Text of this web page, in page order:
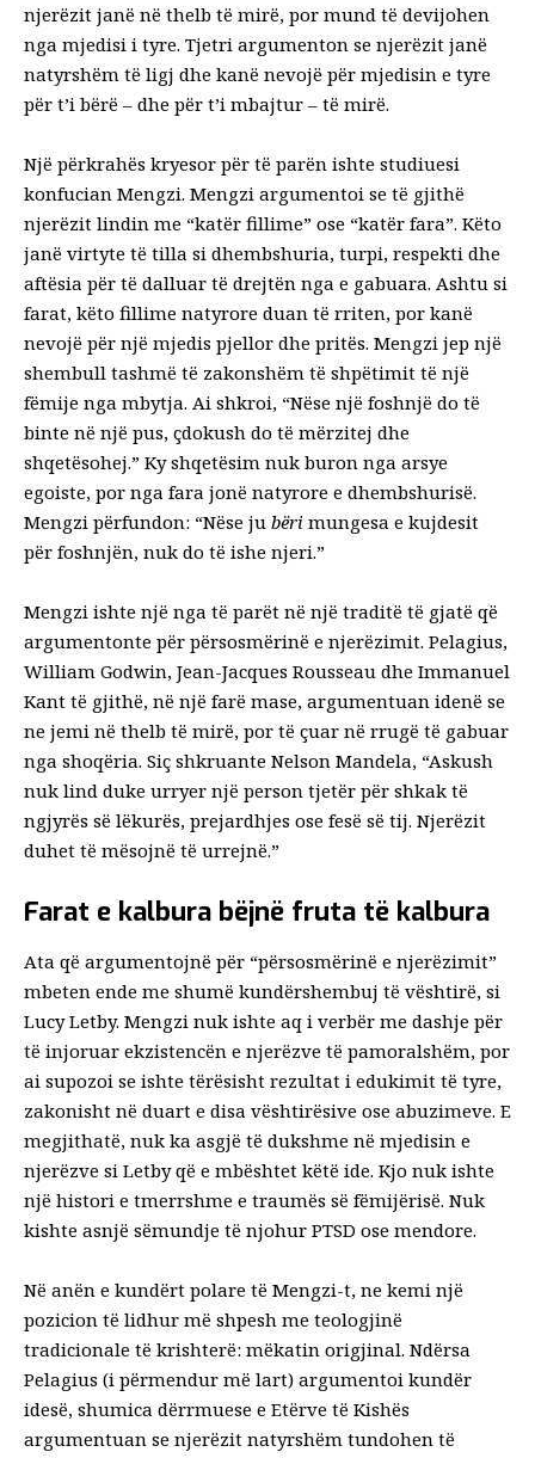
njerëzit janë në thelb të mirë, por mund të devijohen
nga mjedisi i tyre. Tjetri argumenton se njerëzit janë
natyrshëm të ligj dhe kanë nevojë për mjedisin e tyre
për t’i bërë – dhe për t’i mbajtur – të mirë.
Një përkrahës kryesor për të parën ishte studiuesi
konfucian Mengzi. Mengzi argumentoi se të gjithë
njerëzit lindin me “katër fillime” ose “katër fara”. Këto
janë virtyte të tilla si dhembshuria, turpi, respekti dhe
aftësia për të dalluar të drejtën nga e gabuara. Ashtu si
farat, këto fillime natyrore duan të rriten, por kanë
nevojë për një mjedis pjellor dhe pritës. Mengzi jep një
shembull tashmë të zakonshëm të shpëtimit të një
fëmije nga mbytja. Ai shkroi, “Nëse një foshnjë do të
binte në një pus, çdokush do të mërzitej dhe
shqetësohej.” Ky shqetësim nuk buron nga arsye
egoiste, por nga fara jonë natyrore e dhembshurisë.
Mengzi përfundon: “Nëse ju bëri mungesa e kujdesit
për foshnjën, nuk do të ishe njeri.”
Mengzi ishte një nga të parët në një traditë të gjatë që
argumentonte për përsosmërinë e njerëzimit. Pelagius,
William Godwin, Jean-Jacques Rousseau dhe Immanuel
Kant të gjithë, në një farë mase, argumentuan idenë se
ne jemi në thelb të mirë, por të çuar në rrugë të gabuar
nga shoqëria. Siç shkruante Nelson Mandela, “Askush
nuk lind duke urryer një person tjetër për shkak të
ngjyrës së lëkurës, prejardhjes ose fesë së tij. Njerëzit
duhet të mësojnë të urrejnë.”
Farat e kalbura bëjnë fruta të kalbura
Ata që argumentojnë për “përsosmërinë e njerëzimit”
mbeten ende me shumë kundërshembuj të vështirë, si
Lucy Letby. Mengzi nuk ishte aq i verbër me dashje për
të injoruar ekzistencën e njerëzve të pamoralshëm, por
ai supozoi se ishte tërësisht rezultat i edukimit të tyre,
zakonisht në duart e disa vështirësive ose abuzimeve. E
megjithatë, nuk ka asgjë të dukshme në mjedisin e
njerëzve si Letby që e mbështet këtë ide. Kjo nuk ishte
një histori e tmerrshme e traumës së fëmijërisë. Nuk
kishte asnjë sëmundje të njohur PTSD ose mendore.
Në anën e kundërt polare të Mengzi-t, ne kemi një
pozicion të lidhur më shpesh me teologjinë
tradicionale të krishterë: mëkatin origjinal. Ndërsa
Pelagius (i përmendur më lart) argumentoi kundër
idesë, shumica dërrmuese e Etërve të Kishës
argumentuan se njerëzit natyrshëm tundohen të